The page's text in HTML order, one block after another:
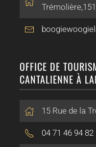
OFFICE DE
CANTALIENNE À
15 Rue de la
04 71 46 94 82